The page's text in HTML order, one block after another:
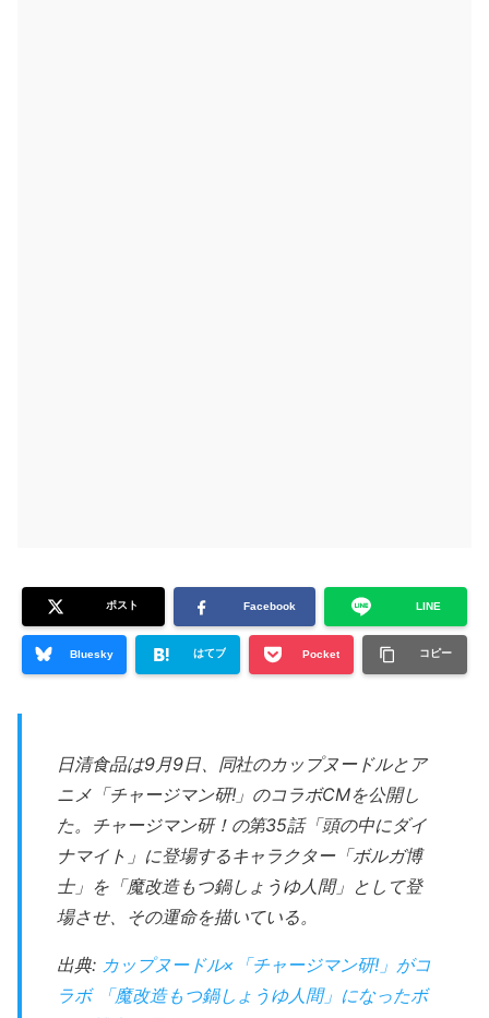
ポスト Facebook LINE
Bluesky はてブ Pocket コピー
日清食品は9月9日、同社のカップヌードルとア
ニメ「チャージマン研!」のコラボCMを公開し
た。チャージマン研！の第35話「頭の中にダイ
ナマイト」に登場するキャラクター「ボルガ博
士」を「魔改造もつ鍋しょうゆ人間」として登
場させ、その運命を描いている。
出典: カップヌードル×「チャージマン研!」がコ
ラボ 「魔改造もつ鍋しょうゆ人間」になったボ